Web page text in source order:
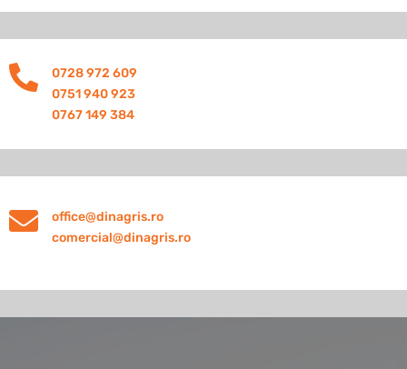

0728 972 609
0751 940 923
0767 149 384

office@dinagris.ro
comercial@dinagris.ro